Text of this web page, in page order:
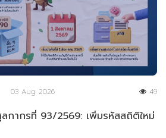
03 Aug 2026 49
กากรที่ 93/2569: เพิ่มรหัสสถิติใหม่